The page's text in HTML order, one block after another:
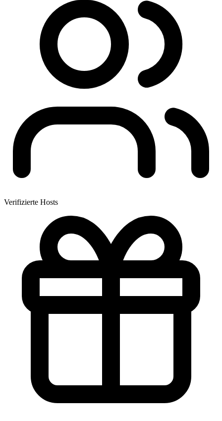
Verifizierte Hosts